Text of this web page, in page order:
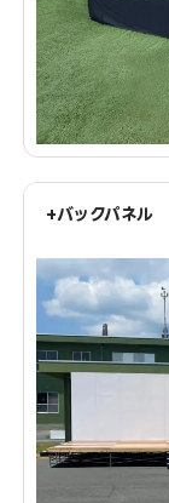
+バックパネル